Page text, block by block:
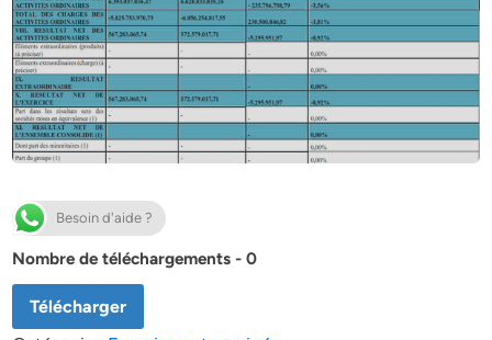
Besoin d'aide ?
Nombre de téléchargements - 0
Télécharger